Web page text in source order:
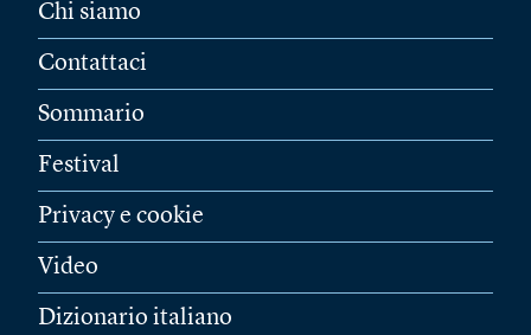
Chi siamo
Contattaci
Sommario
Festival
Privacy e cookie
Video
Dizionario italiano